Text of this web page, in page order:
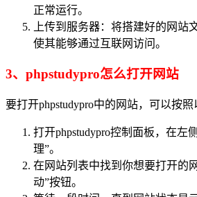
正常运行。
上传到服务器：将搭建好的网站
使其能够通过互联网访问。
3、phpstudypro怎么打开网站
要打开phpstudypro中的网站，可以按照
打开phpstudypro控制面板，在左
理”。
在网站列表中找到你想要打开的
动”按钮。